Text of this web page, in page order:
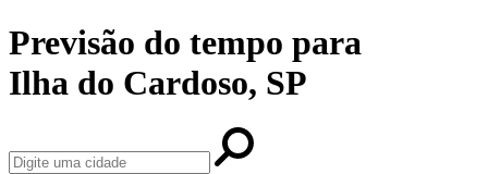
Previsão do tempo para
Ilha do Cardoso, SP